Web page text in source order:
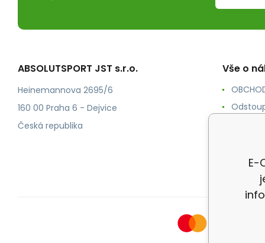
ABSOLUTSPORT JST s.r.o.
Heinemannova 2695/6
160 00 Praha 6 - Dejvice
Česká republika
Vše o
E-